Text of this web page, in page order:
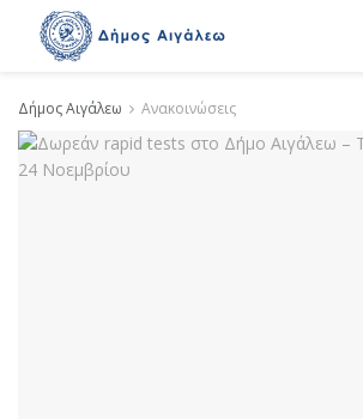
Δήμος Αιγάλεω Ανακοινώσεις